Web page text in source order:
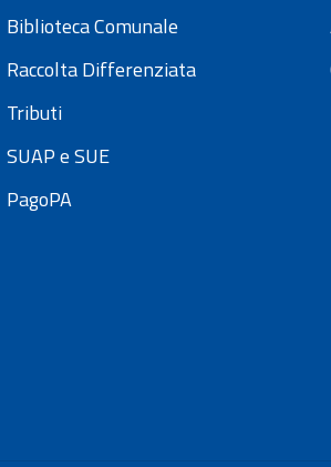
Biblioteca Comunale
Raccolta Differenziata
Tributi
SUAP e SUE
PagoPA